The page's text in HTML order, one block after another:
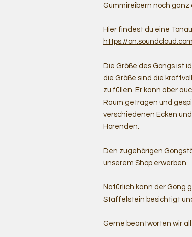
Gummireibern noch
Hier findest du eine
https://
Die Größe des Gongs ist
die Größe sind die
zu füllen. Er kann aber
Raum getragen und
verschiedenen Ecken
Hörenden.
Den zugehörigen
unserem Shop erwerben.
Natürlich kann der Gong
Staffelstein besichtigt
Gerne beantworten wir